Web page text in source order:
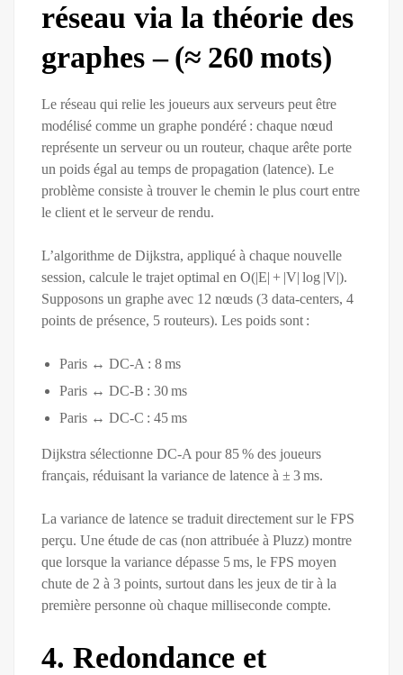
réseau via la théorie des
graphes – (≈ 260 mots)
Le réseau qui relie les joueurs aux serveurs peut être
modélisé comme un graphe pondéré : chaque nœud
représente un serveur ou un routeur, chaque arête porte
un poids égal au temps de propagation (latence). Le
problème consiste à trouver le chemin le plus court entre
le client et le serveur de rendu.
L’algorithme de Dijkstra, appliqué à chaque nouvelle
session, calcule le trajet optimal en O(|E| + |V| log |V|).
Supposons un graphe avec 12 nœuds (3 data‑centers, 4
points de présence, 5 routeurs). Les poids sont :
Paris ↔ DC‑A : 8 ms
Paris ↔ DC‑B : 30 ms
Paris ↔ DC‑C : 45 ms
Dijkstra sélectionne DC‑A pour 85 % des joueurs
français, réduisant la variance de latence à ± 3 ms.
La variance de latence se traduit directement sur le FPS
perçu. Une étude de cas (non attribuée à Pluzz) montre
que lorsque la variance dépasse 5 ms, le FPS moyen
chute de 2 à 3 points, surtout dans les jeux de tir à la
première personne où chaque milliseconde compte.
4. Redondance et